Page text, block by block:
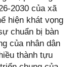
2030 của xã
hiện khát vọng
chuẩn bị bàn
của nhân dân
thành tựu